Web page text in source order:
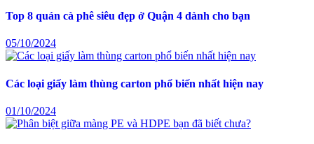
Top 8 quán cà phê siêu đẹp ở Quận 4 dành cho bạn
05/10/2024
Các loại giấy làm thùng carton phổ biến nhất hiện nay
01/10/2024